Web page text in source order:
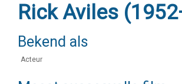
Rick Aviles
Bekend als
Acteur